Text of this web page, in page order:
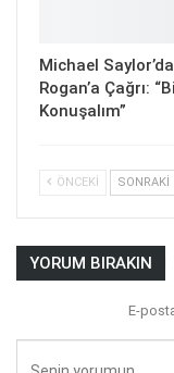
Michael
Rogan’a Çağrı:
Konuşalım”
ÖNCEKI SONRAKI
YORUM BIRAKIN
E-